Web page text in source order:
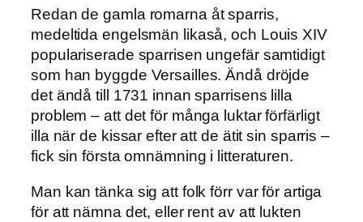
Redan de gamla romarna åt sparris,
medeltida engelsmän likaså, och Louis XIV
populariserade sparrisen ungefär samtidigt
som han byggde Versailles. Ändå dröjde
det ändå till 1731 innan sparrisens lilla
problem – att det för många luktar förfärligt
illa när de kissar efter att de ätit sin sparris –
fick sin första omnämning i litteraturen.
Man kan tänka sig att folk förr var för artiga
för att nämna det, eller rent av att lukten